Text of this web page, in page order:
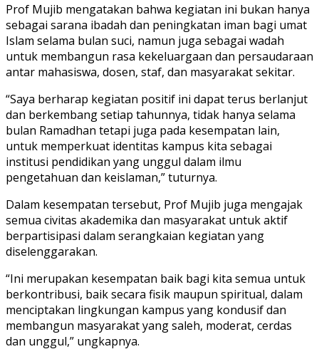
Prof Mujib mengatakan bahwa kegiatan ini bukan hanya
sebagai sarana ibadah dan peningkatan iman bagi umat
Islam selama bulan suci, namun juga sebagai wadah
untuk membangun rasa kekeluargaan dan persaudaraan
antar mahasiswa, dosen, staf, dan masyarakat sekitar.
“Saya berharap kegiatan positif ini dapat terus berlanjut
dan berkembang setiap tahunnya, tidak hanya selama
bulan Ramadhan tetapi juga pada kesempatan lain,
untuk memperkuat identitas kampus kita sebagai
institusi pendidikan yang unggul dalam ilmu
pengetahuan dan keislaman,” tuturnya.
Dalam kesempatan tersebut, Prof Mujib juga mengajak
semua civitas akademika dan masyarakat untuk aktif
berpartisipasi dalam serangkaian kegiatan yang
diselenggarakan.
“Ini merupakan kesempatan baik bagi kita semua untuk
berkontribusi, baik secara fisik maupun spiritual, dalam
menciptakan lingkungan kampus yang kondusif dan
membangun masyarakat yang saleh, moderat, cerdas
dan unggul,” ungkapnya.